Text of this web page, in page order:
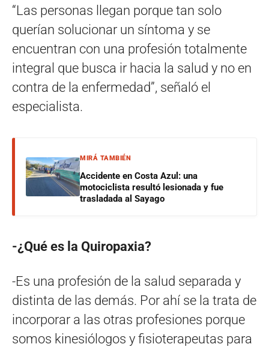
“Las personas llegan porque tan solo
querían solucionar un síntoma y se
encuentran con una profesión totalmente
integral que busca ir hacia la salud y no en
contra de la enfermedad”, señaló el
especialista.
MIRÁ TAMBIÉN
Accidente en Costa Azul: una
motociclista resultó lesionada y fue
trasladada al Sayago
-¿Qué es la Quiropaxia?
-Es una profesión de la salud separada y
distinta de las demás. Por ahí se la trata de
incorporar a las otras profesiones porque
somos kinesiólogos y fisioterapeutas para